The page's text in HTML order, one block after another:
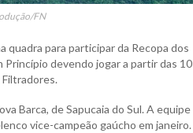
FN
quadra para participar da Recopa dos
devendo jogar a partir das 10
Barca, de Sapucaia do Sul. A equipe
vice-campeão gaúcho em janeiro.